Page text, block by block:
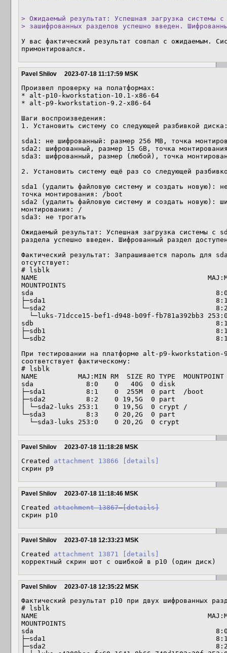
> Ожидаемый результат: Успешная загрузка системы
> зашифрованных разделов успешно введен.
У вас фактический результат совпал с ожидаемым.
примонтировался.
Pavel Shilov 2023-07-18 11:17:59 MSK
Произвел проверку на полатформах:
* alt-p10-kworkstation-10.1-x86-64
* alt-p9-kworkstation-9.2-x86-64
Шаги воспроизведения:
1. Установить систему со следующей разбивкой
sda1: не шифрованный: размер 256 MB, точка
sda2: шифрованный, размер 15 GB, точка
sda3: шифрованный, размер (любой), точка
2. Установить систему ещё раз со следующей
sda1 (удалить файловую систему и создать новую):
точка монтирования: /boot
sda2 (удалить файловую систему и создать новую):
монтирования: /
sda3: не трогать
Ожидаемый результат: Успешная загрузка системы c
раздела успешно введен. Шифрованный раздел
Фактический результат: Запрашивается пароль для
отсутствует:
# lsblk
NAME                                          MAJ:MIN
MOUNTPOINTS
sda                                             8:0
├─sda1                                          8:1
└─sda2                                          8:2
sdb                                             8:16
├─sdb1                                          8:17
└─sdb2                                          8:18
При тестировании на платформе alt-p9-kworkstation-
соответствует фактическому:
# lsblk
NAME          MAJ:MIN RM  SIZE RO TYPE  MOUNTPOINT
sda             8:0    0   40G  0 disk
├─sda1          8:1    0  255M  0 part  /boot
├─sda2          8:2    0 19,5G  0 part
│ └─sda2-luks 253:1    0 19,5G  0 crypt /
└─sda3          8:3    0 20,2G  0 part
  └─sda3-luks 253:0    0 20,2G  0 crypt
Pavel Shilov 2023-07-18 11:18:28 MSK
Created attachment 13866
[details]
скрин р9
Pavel Shilov 2023-07-18 11:18:46 MSK
Created attachment 13867 [details]
скрин р10
Pavel Shilov 2023-07-18 12:33:23 MSK
Created attachment 13871
[details]
корректный скрин шот с ошибкой в р10 (один диск)
Pavel Shilov 2023-07-18 12:35:22 MSK
Фактический результат р10 при двух шифрованных
# lsblk
NAME                                          MAJ:MIN
MOUNTPOINTS
sda                                             8:0
├─sda1                                          8:1
├─sda2                                          8:2